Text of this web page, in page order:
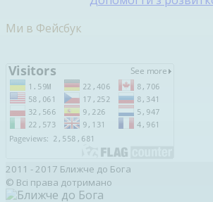
Ми в Фейсбук
2011 - 2017 Ближче до Бога
© Всі права дотримано